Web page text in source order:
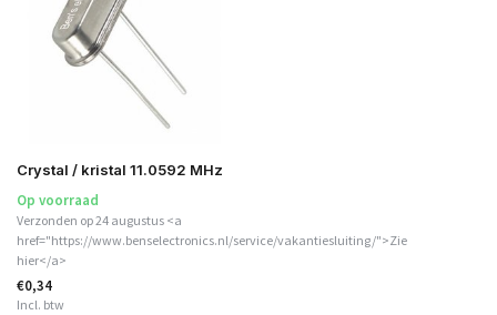
Crystal / kristal 11.0592 MHz
Op voorraad
Verzonden op 24 augustus <a
href="https://www.benselectronics.nl/service/vakantiesluiting/">Zie
hier</a>
€0,34
Incl. btw